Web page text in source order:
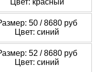
Цвет: красный
50 /8680 руб
Цвет: синий
52 /8680 руб
Цвет: синий